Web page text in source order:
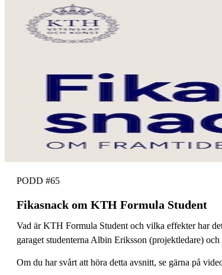
PODD #65
Fikasnack om KTH Formula Student
Vad är KTH Formula Student och vilka effekter har
garaget studenterna Albin Eriksson (projektledare)
Om du har svårt att höra detta avsnitt, se gärna på